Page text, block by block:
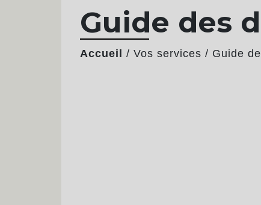
Guide des
Accueil / Vos services / Guide